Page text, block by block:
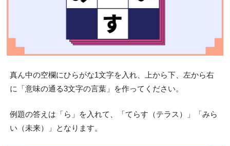
真ん中の空欄にひらがな1文字を入れ、上から下、左から右
に「意味の通る3文字の言葉」を作ってください。
例題の答えは「ら」を入れて、「てらす（テラス）」「みら
い（未来）」となります。